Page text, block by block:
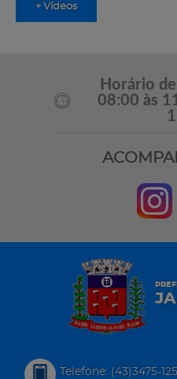
+ Vídeos
Horário
08:00 às
Telefone: (43)3475-